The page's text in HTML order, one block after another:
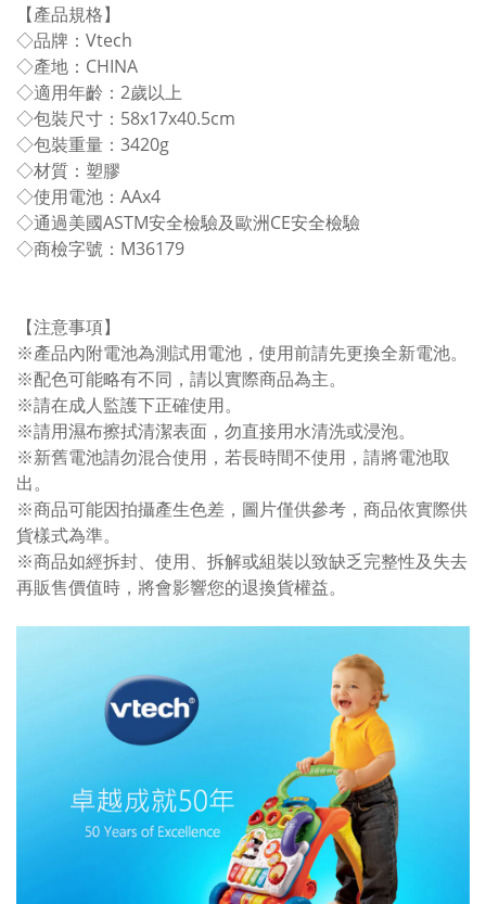
【產品規格】
◇品牌：Vtech
◇產地：CHINA
◇適用年齡：2歲以上
◇包裝尺寸：58x17x40.5cm
◇包裝重量：3420g
◇材質：塑膠
◇使用電池：AAx4
◇通過美國ASTM安全檢驗及歐洲CE安全檢驗
◇商檢字號：M36179
【注意事項】
※產品內附電池為測試用電池，使用前請先更換全新電池。
※配色可能略有不同，請以實際商品為主。
※請在成人監護下正確使用。
※請用濕布擦拭清潔表面，勿直接用水清洗或浸泡。
※新舊電池請勿混合使用，若長時間不使用，請將電池取
出。
※商品可能因拍攝產生色差，圖片僅供參考，商品依實際供
貨樣式為準。
※商品如經拆封、使用、拆解或組裝以致缺乏完整性及失去
再販售價值時，將會影響您的退換貨權益。